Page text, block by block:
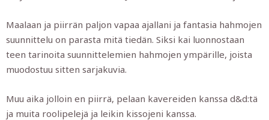
Maalaan ja piirrän paljon vapaa ajallani ja fantasia hahmojen
suunnittelu on parasta mitä tiedän. Siksi kai luonnostaan
teen tarinoita suunnittelemien hahmojen ympärille, joista
muodostuu sitten sarjakuvia.
Muu aika jolloin en piirrä, pelaan kavereiden kanssa d&d:tä
ja muita roolipelejä ja leikin kissojeni kanssa.